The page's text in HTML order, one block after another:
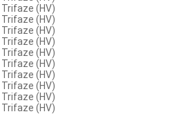
Trifaze (HV)
Trifaze (HV)
Trifaze (HV)
Trifaze (HV)
Trifaze (HV)
Trifaze (HV)
Trifaze (HV)
Trifaze (HV)
Trifaze (HV)
Trifaze (HV)